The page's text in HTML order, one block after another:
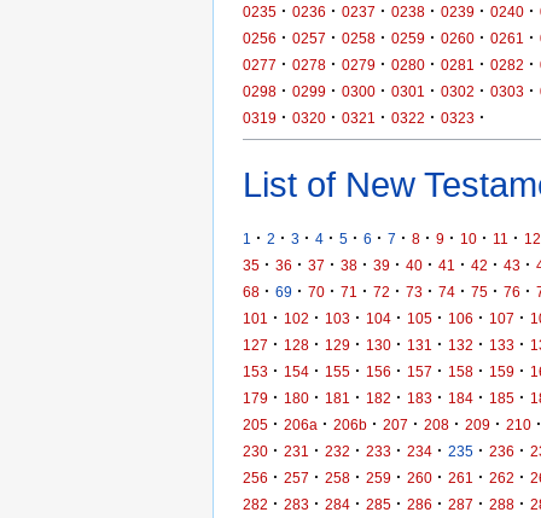
0235 · 0236 · 0237 · 0238 · 0239 · 0240 ·
0256 · 0257 · 0258 · 0259 · 0260 · 0261 ·
0277 · 0278 · 0279 · 0280 · 0281 · 0282 ·
0298 · 0299 · 0300 · 0301 · 0302 · 0303 ·
0319 · 0320 · 0321 · 0322 · 0323 ·
List of New
1 · 2 · 3 · 4 · 5 · 6 · 7 · 8 · 9 · 10 · 11 · 12
35 · 36 · 37 · 38 · 39 · 40 · 41 · 42 · 43 ·
68 · 69 · 70 · 71 · 72 · 73 · 74 · 75 · 76 ·
101
· 102 · 103 · 104 · 105 · 106 · 107 ·
127 · 128 · 129 · 130 · 131 · 132 · 133 ·
153 · 154 · 155 · 156 · 157 · 158 · 159 ·
179 · 180 · 181 · 182 · 183 · 184 · 185 ·
205 · 206a · 206b · 207 · 208 · 209 · 210 ·
230 · 231 · 232 · 233 · 234 · 235 · 236 ·
256 · 257 · 258 · 259 · 260 · 261 · 262 ·
282 · 283 · 284 · 285 · 286 · 287 · 288 ·